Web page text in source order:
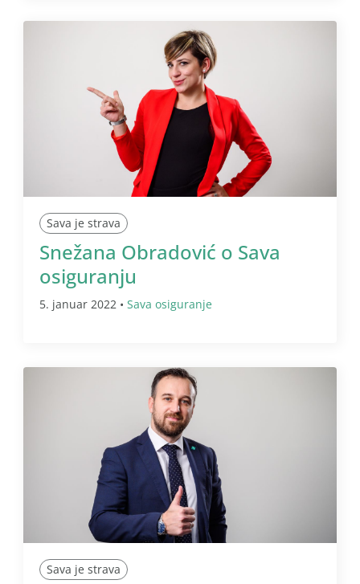
Sava je strava
Snežana Obradović o Sava
osiguranju
5. januar 2022 • Sava osiguranje
Sava je strava